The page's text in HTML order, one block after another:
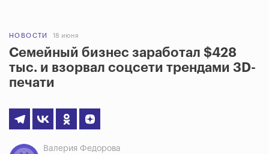
НОВОСТИ 18 июня
Семейный бизнес заработал $428
тыс. и взорвал соцсети трендами 3D-
печати
Валерия Федорова